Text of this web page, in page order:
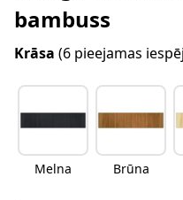
bambuss
Krāsa (6 pieejamas
Melna Brūna